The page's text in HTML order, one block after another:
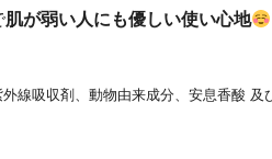
肌が弱い人にも優しい使い心地
線吸収剤、動物由来成分、安息香酸 及